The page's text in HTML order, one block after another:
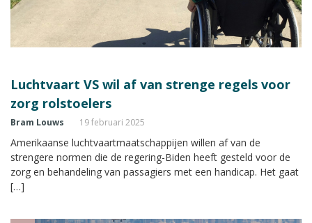
Luchtvaart VS wil af van strenge regels voor
zorg rolstoelers
Bram Louws 19 februari 2025
Amerikaanse luchtvaartmaatschappijen willen af van de
strengere normen die de regering-Biden heeft gesteld voor de
zorg en behandeling van passagiers met een handicap. Het gaat
[…]